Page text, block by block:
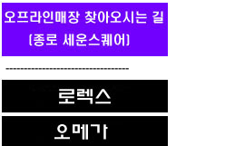
----------------------------------